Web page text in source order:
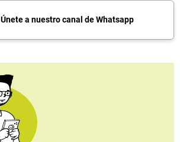
Únete a nuestro canal de Whatsapp